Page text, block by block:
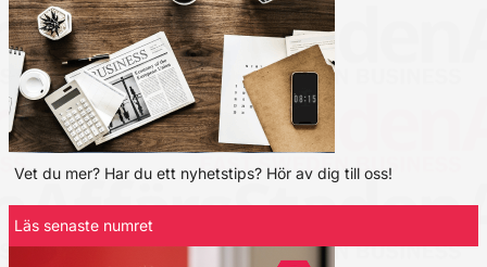
Vet du mer? Har du ett nyhetstips? Hör av dig till oss!
Läs senaste numret